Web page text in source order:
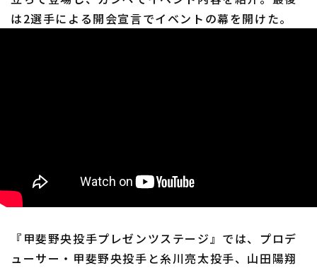
特定商取引法の表示 アルバイト募集
は2選手による開会宣言でイベントの幕を開けた。
『甲斐野央投手プレゼンツステージ』では、プロデ
ューサー・甲斐野央投手と糸川亮太投手、山田陽翔